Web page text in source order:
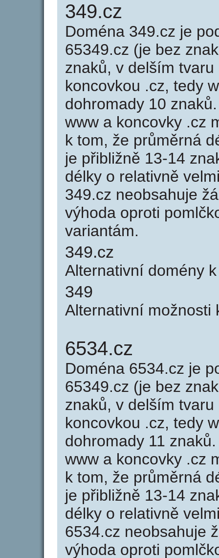
349.cz
Doména 349.cz je
65349.cz (je bez
znaků, v delším
koncovkou .cz, tedy
dohromady 10
www a koncovky .cz
k tom, že průměrná
je přibližně 13-14
délky o relativně
349.cz neobsahuje
výhoda oproti
variantám.
349.cz
Alternativní domény
349
Alternativní
6534.cz
Doména 6534.cz je
65349.cz (je bez
znaků, v delším
koncovkou .cz, tedy
dohromady 11
www a koncovky .cz
k tom, že průměrná
je přibližně 13-14
délky o relativně
6534.cz neobsahuje
výhoda oproti